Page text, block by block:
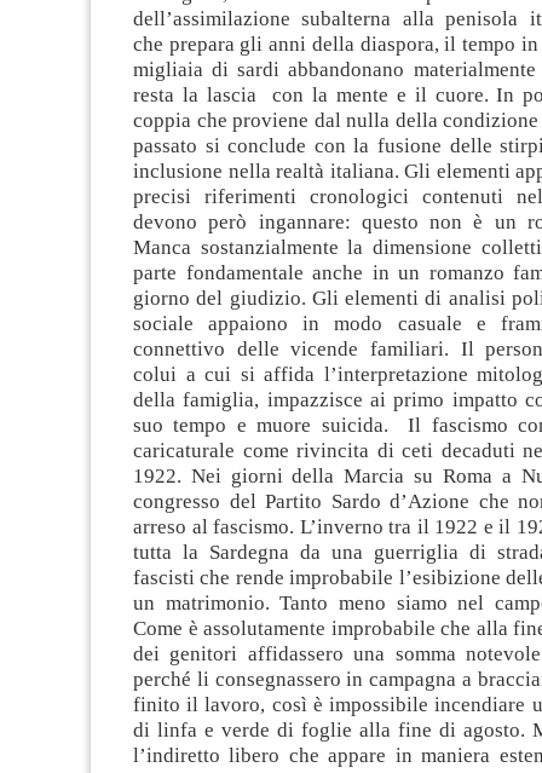
dell’assimilazione subalterna alla penisola
che prepara gli anni della diaspora, il tempo
migliaia di sardi abbandonano
resta la lascia con la mente e il cuore. In
coppia che proviene dal nulla della
passato si conclude con la fusione delle
inclusione nella realtà italiana. Gli elementi
precisi riferimenti cronologici contenuti
devono però ingannare: questo non è un
Manca sostanzialmente la dimensione
parte fondamentale anche in un romanzo
giorno del giudizio. Gli elementi di analisi
sociale appaiono in modo casuale e
connettivo delle vicende familiari. Il
colui a cui si affida l’interpretazione
della famiglia, impazzisce ai primo impatto
suo tempo e muore suicida. Il fascismo
caricaturale come rivincita di ceti decaduti
1922. Nei giorni della Marcia su Roma a
congresso del Partito Sardo d’Azione che
arreso al fascismo. L’inverno tra il 1922 e il
tutta la Sardegna da una guerriglia di
fascisti che rende improbabile l’esibizione
un matrimonio. Tanto meno siamo nel
Come è assolutamente improbabile che alla
dei genitori affidassero una somma
perché li consegnassero in campagna a
finito il lavoro, così è impossibile incendiare
di linfa e verde di foglie alla fine di agosto.
l’indiretto libero che appare in maniera